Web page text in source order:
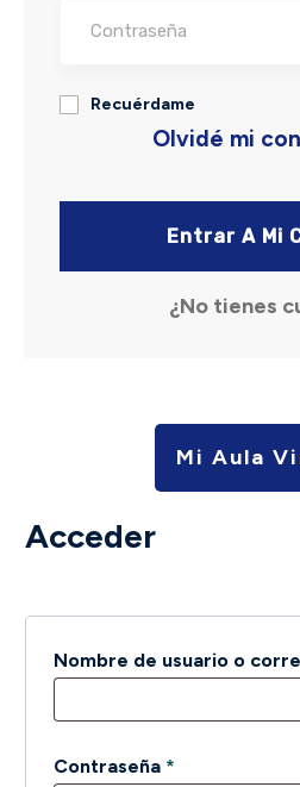
Recuérdame
Olvidé mi
Entrar A Mi
¿No tienes
Mi Aula
Acceder
Nombre de usuario o
Contraseña *